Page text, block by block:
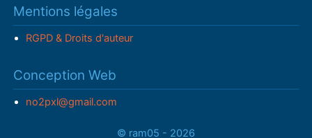
Mentions légales
RGPD & Droits d'auteur
Conception Web
no2pxl@gmail.com
© ram05 - 2026